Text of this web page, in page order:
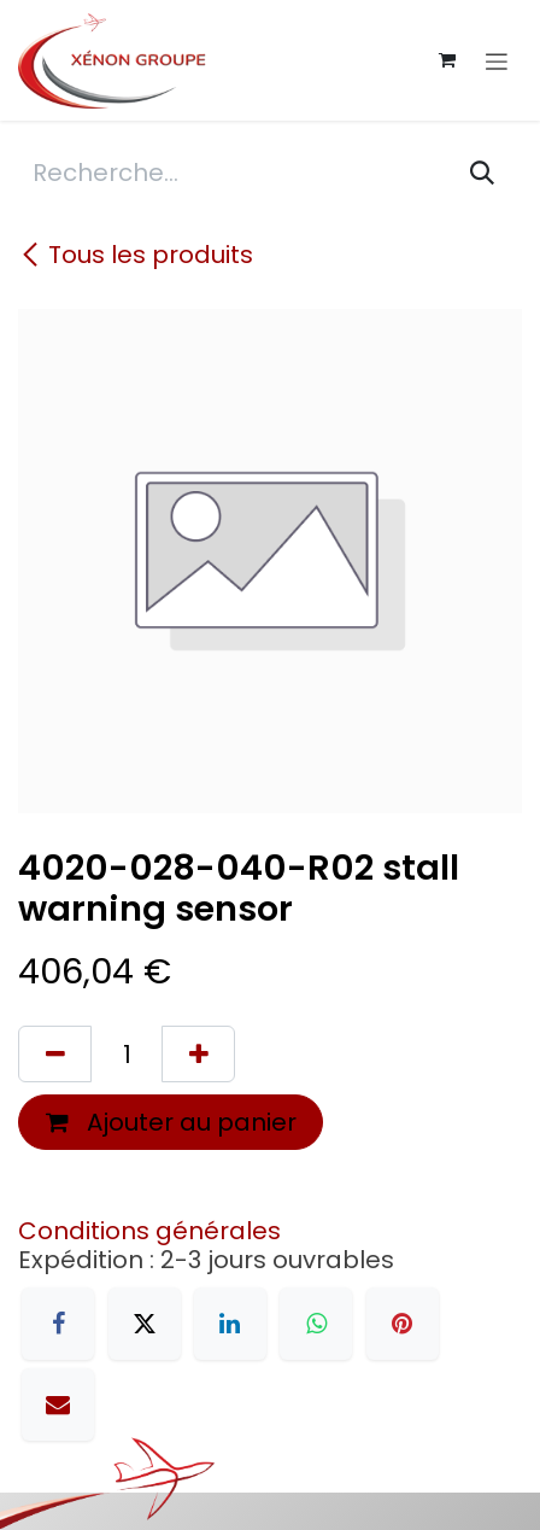
Se rendre au contenu
Tous les produits
4020-028-040-R02 stall
warning sensor
406,04 €
Ajouter au panier
Conditions générales
Expédition : 2-3 jours ouvrables